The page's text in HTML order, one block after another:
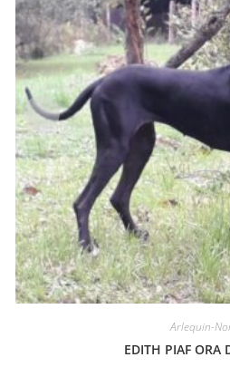
Arlequin-
EDITH PIAF ORA